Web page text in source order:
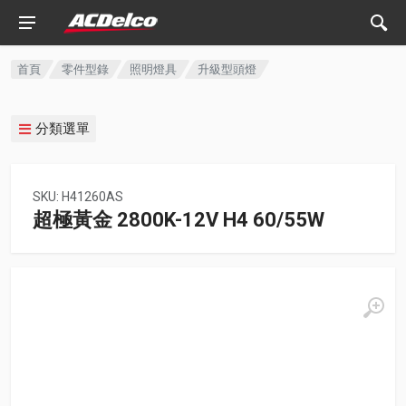
首頁 零件型錄 照明燈具 升級型頭燈
分類選單
SKU: H41260AS
超極黃金 2800K-12V H4 60/55W